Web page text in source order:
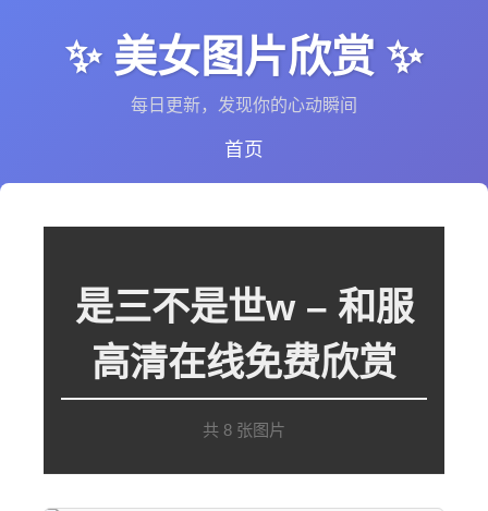
✨ 美女图片欣赏 ✨
每日更新，发现你的心动瞬间
首页
是三不是世w – 和服
高清在线免费欣赏
共 8 张图片